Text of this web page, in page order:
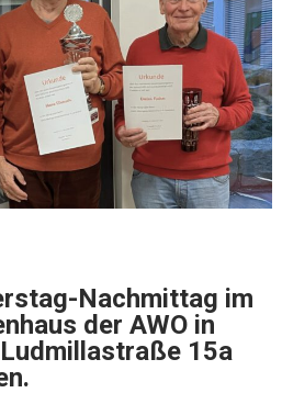
Nachmittag im
der AWO in
15a